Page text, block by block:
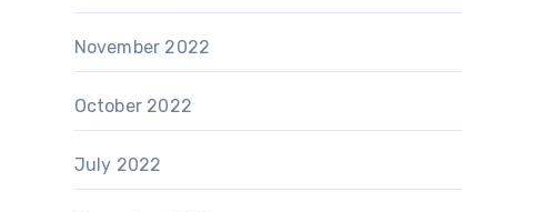
November 2022
October 2022
July 2022